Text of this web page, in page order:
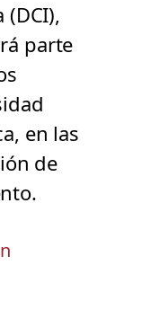
(DCI),
parte
en las
de